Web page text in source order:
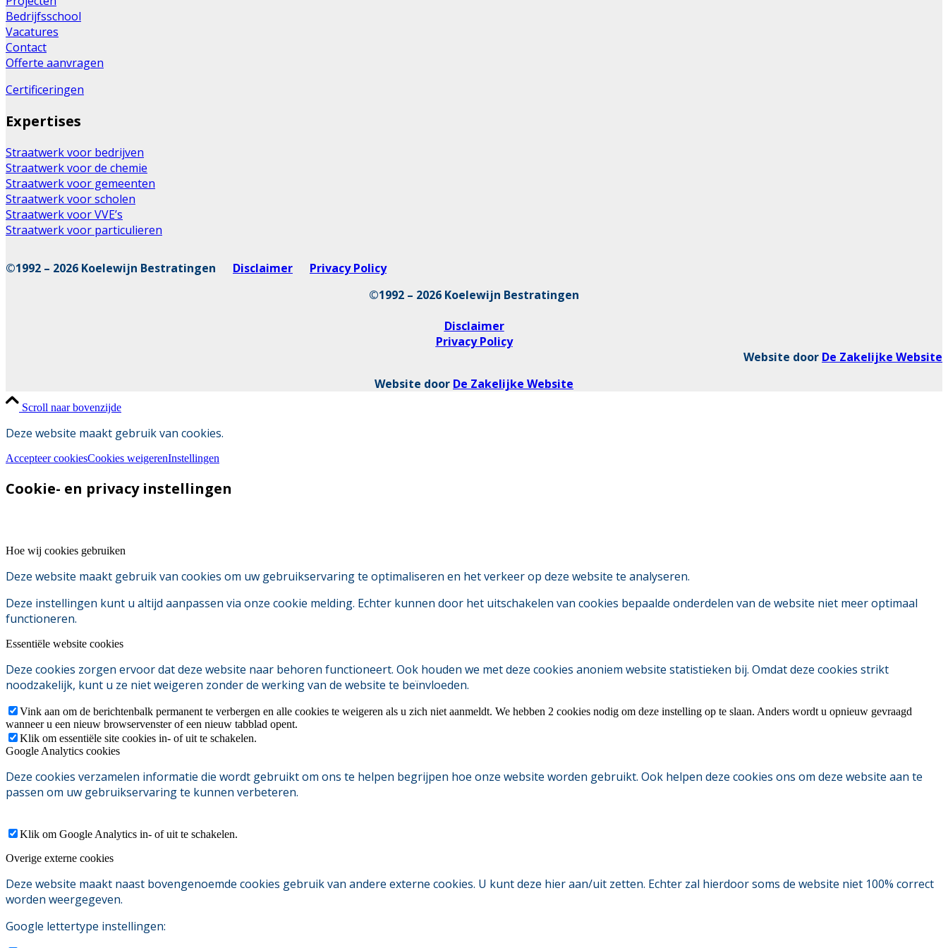
Bedrijfsschool
Vacatures
Contact
Offerte aanvragen
Certificeringen
Expertises
Straatwerk voor bedrijven
Straatwerk voor de chemie
Straatwerk voor gemeenten
Straatwerk voor scholen
Straatwerk voor VVE’s
Straatwerk voor particulieren
©1992 – 2026 Koelewijn Bestratingen Disclaimer
Privacy Policy
©1992 – 2026 Koelewijn Bestratingen
Disclaimer
Privacy Policy
Website door De Zakelijke Website
Website door De Zakelijke Website
Scroll naar bovenzijde
Deze website maakt gebruik van cookies.
Accepteer cookiesCookies weigerenInstellingen
Cookie- en privacy instellingen
Hoe wij cookies gebruiken
Deze website maakt gebruik van cookies om uw gebruikservaring te optimaliseren en het verkeer op deze website te analyseren.
Deze instellingen kunt u altijd aanpassen via onze cookie melding. Echter kunnen door het uitschakelen van cookies bepaalde onderdelen van de website niet meer optimaal
functioneren.
Essentiële website cookies
Deze cookies zorgen ervoor dat deze website naar behoren functioneert. Ook houden we met deze cookies anoniem website statistieken bij. Omdat deze cookies strikt
noodzakelijk, kunt u ze niet weigeren zonder de werking van de website te beïnvloeden.
Vink aan om de berichtenbalk permanent te verbergen en alle cookies te weigeren als u zich niet aanmeldt. We hebben 2 cookies nodig om deze instelling op te slaan. Anders wordt u opnieuw gevraagd
wanneer u een nieuw browservenster of een nieuw tabblad opent.
Klik om essentiële site cookies in- of uit te schakelen.
Google Analytics cookies
Deze cookies verzamelen informatie die wordt gebruikt om ons te helpen begrijpen hoe onze website worden gebruikt. Ook helpen deze cookies ons om deze website aan te
passen om uw gebruikservaring te kunnen verbeteren.
Klik om Google Analytics in- of uit te schakelen.
Overige externe cookies
Deze website maakt naast bovengenoemde cookies gebruik van andere externe cookies. U kunt deze hier aan/uit zetten. Echter zal hierdoor soms de website niet 100% correct
worden weergegeven.
Google lettertype instellingen: